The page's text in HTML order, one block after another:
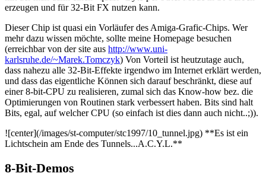
erzeugen und für 32-Bit FX nutzen kann.
Dieser Chip ist quasi ein Vorläufer des Amiga-Grafic-Chips. Wer
mehr dazu wissen möchte, sollte meine Homepage besuchen
(erreichbar von der site aus http://www.uni-
karlsruhe.de/~Marek.Tomczyk) Von Vorteil ist heutzutage auch,
dass nahezu alle 32-Bit-Effekte irgendwo im Internet erklärt werden,
und dass das eigentliche Können sich darauf beschränkt, diese auf
einer 8-bit-CPU zu realisieren, zumal sich das Know-how bez. die
Optimierungen von Routinen stark verbessert haben. Bits sind halt
Bits, egal, auf welcher CPU (so einfach ist dies dann auch nicht..;)).
![center](/images/st-computer/stc1997/10_tunnel.jpg) **Es ist ein
Lichtschein am Ende des Tunnels...A.C.Y.L.**
8-Bit-Demos